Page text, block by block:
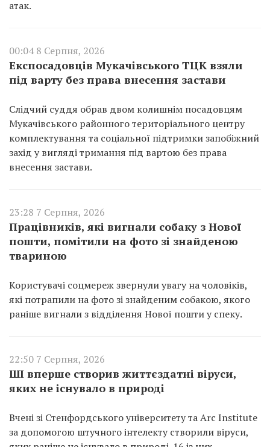
атак.
00:04 8 Серпня, 2026
Експосадовців Мукачівського ТЦК взяли
під варту без права внесення застави
Слідчий суддя обрав двом колишнім посадовцям
Мукачівського районного територіального центру
комплектування та соціальної підтримки запобіжний
захід у вигляді тримання під вартою без права
внесення застави.
23:28 7 Серпня, 2026
Працівників, які вигнали собаку з Нової
пошти, помітили на фото зі знайденою
твариною
Користувачі соцмереж звернули увагу на чоловіків,
які потрапили на фото зі знайденим собакою, якого
раніше вигнали з відділення Нової пошти у спеку.
22:50 7 Серпня, 2026
ШІ вперше створив життєздатні віруси,
яких не існувало в природі
Вчені зі Стенфордського університету та Arc Institute
за допомогою штучного інтелекту створили віруси,